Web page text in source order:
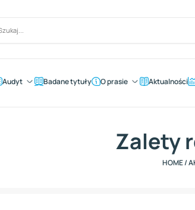
Audyt Badane tytuły O prasie Aktualności
Zalety
HOME/